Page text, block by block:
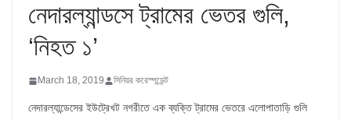
নেদারল্যান্ডসে ট্রামের ভেতর গুলি,
‘নিহত ১’
March 18, 2019 সিনিয়র করেস্পন্ডেন্ট
নেদারল্যান্ডেসের ইউট্রেখট নগরীতে এক ব্যক্তি ট্রামের ভেতরে এলোপাতাড়ি গুলি